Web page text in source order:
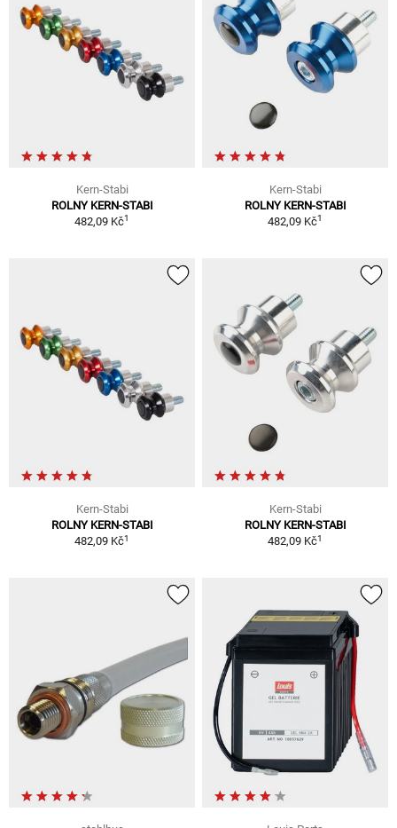
Kern-Stabi
ROLNY KERN-STABI
482,09 Kč1
Kern-Stabi
ROLNY KERN-STABI
482,09 Kč1
Kern-Stabi
ROLNY KERN-STABI
482,09 Kč1
Kern-Stabi
ROLNY KERN-STABI
482,09 Kč1